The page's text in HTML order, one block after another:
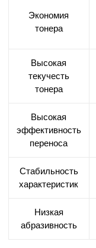
Экономия
тонера
Высокая
текучесть
тонера
Высокая
эффективность
переноса
Стабильность
характеристик
Низкая
абразивность